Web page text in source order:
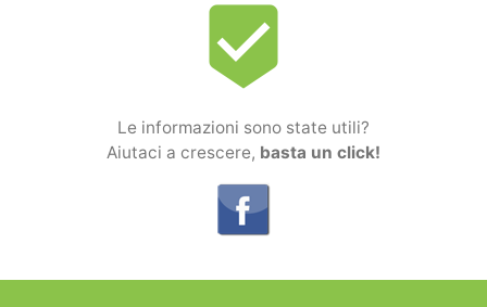
beenhere
Le informazioni sono state utili?
Aiutaci a crescere, basta un click!